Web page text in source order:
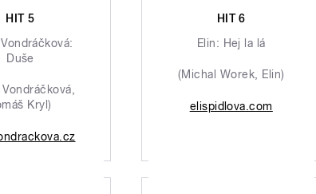
HIT 5
Duše
Kryl)
HIT 6
Elin: Hej la lá
(Michal Worek, Elin)
elispidlova.com